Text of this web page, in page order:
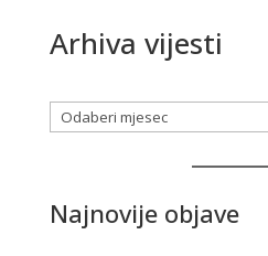
Arhiva vijesti
Arhiva
Najnovije objave